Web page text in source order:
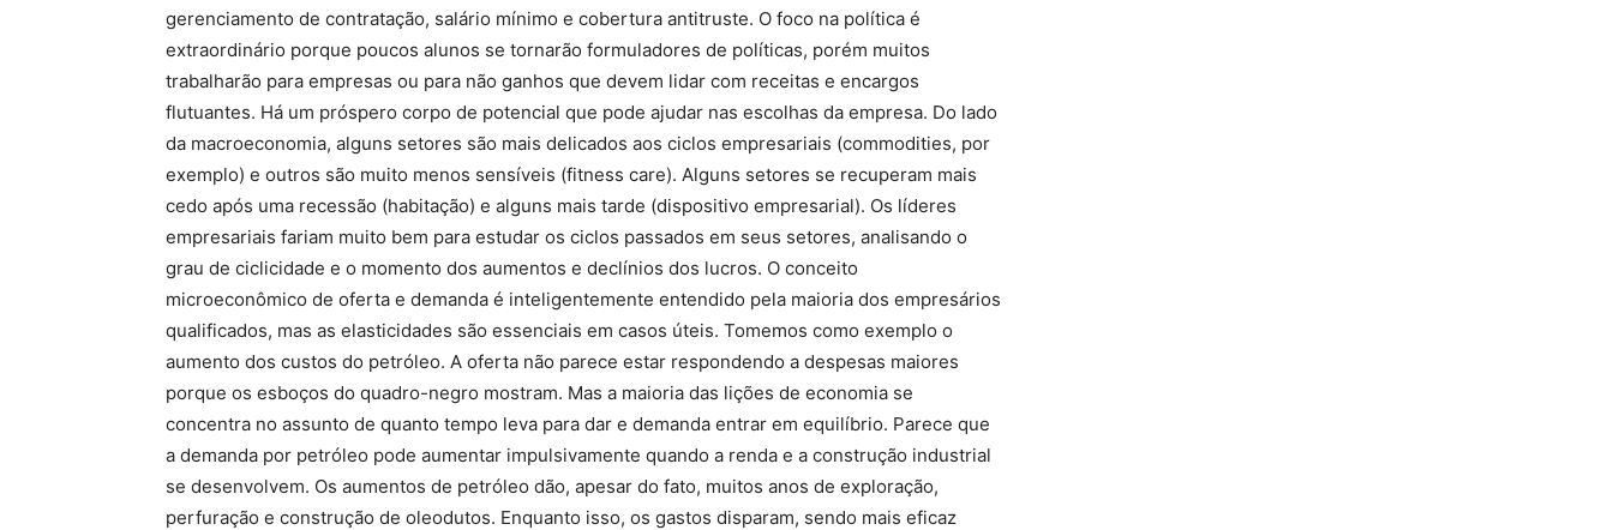
gerenciamento de contratação, salário mínimo e cobertura antitruste. O foco na política é
extraordinário porque poucos alunos se tornarão formuladores de políticas, porém muitos
trabalharão para empresas ou para não ganhos que devem lidar com receitas e encargos
flutuantes. Há um próspero corpo de potencial que pode ajudar nas escolhas da empresa. Do lado
da macroeconomia, alguns setores são mais delicados aos ciclos empresariais (commodities, por
exemplo) e outros são muito menos sensíveis (fitness care). Alguns setores se recuperam mais
cedo após uma recessão (habitação) e alguns mais tarde (dispositivo empresarial). Os líderes
empresariais fariam muito bem para estudar os ciclos passados ​​em seus setores, analisando o
grau de ciclicidade e o momento dos aumentos e declínios dos lucros. O conceito
microeconômico de oferta e demanda é inteligentemente entendido pela maioria dos empresários
qualificados, mas as elasticidades são essenciais em casos úteis. Tomemos como exemplo o
aumento dos custos do petróleo. A oferta não parece estar respondendo a despesas maiores
porque os esboços do quadro-negro mostram. Mas a maioria das lições de economia se
concentra no assunto de quanto tempo leva para dar e demanda entrar em equilíbrio. Parece que
a demanda por petróleo pode aumentar impulsivamente quando a renda e a construção industrial
se desenvolvem. Os aumentos de petróleo dão, apesar do fato, muitos anos de exploração,
perfuração e construção de oleodutos. Enquanto isso, os gastos disparam, sendo mais eficaz